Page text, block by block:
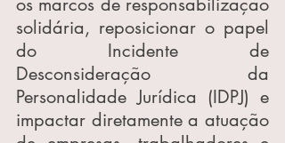
solidária, reposicionar o papel
do Incidente de
Desconsideração da
Personalidade Jurídica (IDPJ) e
impactar diretamente a atuação